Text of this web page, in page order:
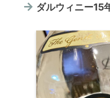
ダルウィニー15